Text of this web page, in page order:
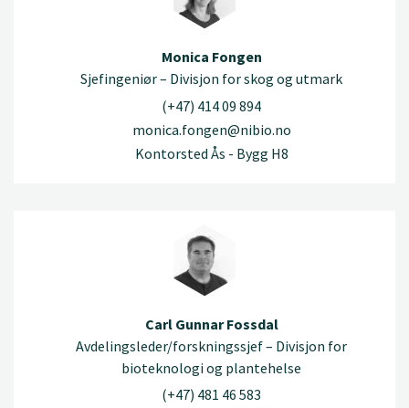
Monica Fongen
Sjefingeniør – Divisjon for skog og utmark
(+47) 414 09 894
monica.fongen@nibio.no
Kontorsted Ås - Bygg H8
Carl Gunnar Fossdal
Avdelingsleder/forskningssjef – Divisjon for
bioteknologi og plantehelse
(+47) 481 46 583